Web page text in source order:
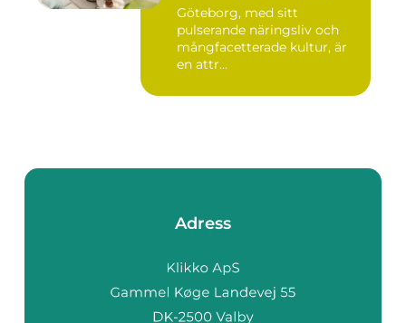
Göteborg, med sitt
pulserande näringsliv och
mångfacetterade kultur, är
en attr...
Adress